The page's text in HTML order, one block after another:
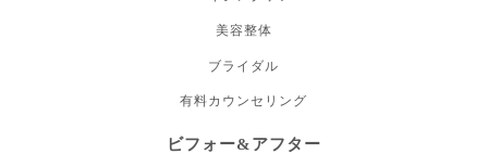
美容整体
ブライダル
有料カウンセリング
ビフォー&アフター